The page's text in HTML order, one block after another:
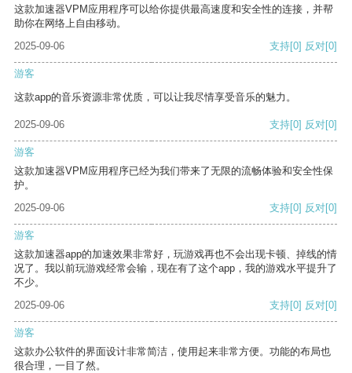
这款加速器VPM应用程序可以给你提供最高速度和安全性的连接，并帮
助你在网络上自由移动。
2025-09-06
支持[0] 反对[0]
游客
这款app的音乐资源非常优质，可以让我尽情享受音乐的魅力。
2025-09-06 支持[0] 反对[0]
游客
这款加速器VPM应用程序已经为我们带来了无限的流畅体验和安全性保
护。
2025-09-06
支持[0] 反对[0]
游客
这款加速器app的加速效果非常好，玩游戏再也不会出现卡顿、掉线的情
况了。我以前玩游戏经常会输，现在有了这个app，我的游戏水平提升了
不少。
2025-09-06
支持[0] 反对[0]
游客
这款办公软件的界面设计非常简洁，使用起来非常方便。功能的布局也
很合理，一目了然。